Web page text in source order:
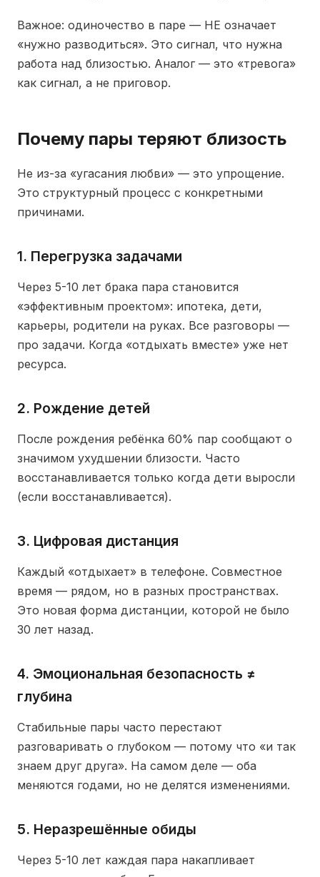
Важное: одиночество в паре — НЕ означает
«нужно разводиться». Это сигнал, что нужна
работа над близостью. Аналог — это «тревога»
как сигнал, а не приговор.
Почему пары теряют близость
Не из-за «угасания любви» — это упрощение.
Это структурный процесс с конкретными
причинами.
1. Перегрузка задачами
Через 5-10 лет брака пара становится
«эффективным проектом»: ипотека, дети,
карьеры, родители на руках. Все разговоры —
про задачи. Когда «отдыхать вместе» уже нет
ресурса.
2. Рождение детей
После рождения ребёнка 60% пар сообщают о
значимом ухудшении близости. Часто
восстанавливается только когда дети выросли
(если восстанавливается).
3. Цифровая дистанция
Каждый «отдыхает» в телефоне. Совместное
время — рядом, но в разных пространствах.
Это новая форма дистанции, которой не было
30 лет назад.
4. Эмоциональная безопасность ≠
глубина
Стабильные пары часто перестают
разговаривать о глубоком — потому что «и так
знаем друг друга». На самом деле — оба
меняются годами, но не делятся изменениями.
5. Неразрешённые обиды
Через 5-10 лет каждая пара накапливает